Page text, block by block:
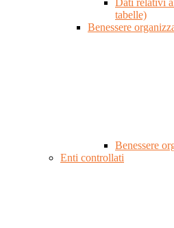
Dati relativi
tabelle)
Benessere
Benessere
Enti controllati